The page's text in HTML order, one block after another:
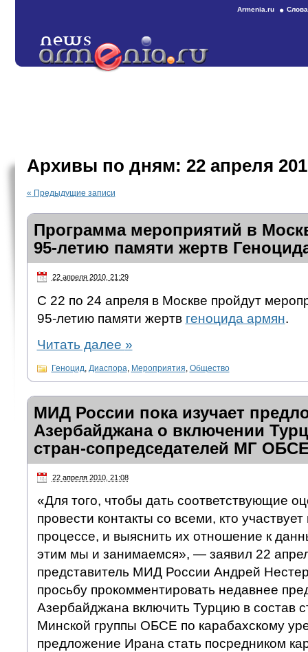
Armenia.ru
Архивы по дням: 22 апреля
« Предыдущие записи
Программа мероприятий в
95-летию памяти жертв
22 апреля 2010, 21:29
С 22 по 24 апреля в Москве пройдут
95-летию памяти жертв геноцида армян.
Читать далее »
Геноцид Диаспора Мероприятия Общество
МИД России пока изучает
Азербайджана о включении
стран-сопредседателей МГ
22 апреля 2010, 21:08
«Для того, чтобы дать соответствующие
провести контакты со всеми, кто
процессе, и выяснить их отношение к
этим мы и занимаемся», — заявил 22
представитель МИД России Андрей
просьбу прокомментировать недавнее
Азербайджана включить Турцию в состав
Минской группы ОБСЕ по карабахскому
предложение Ирана стать посредником